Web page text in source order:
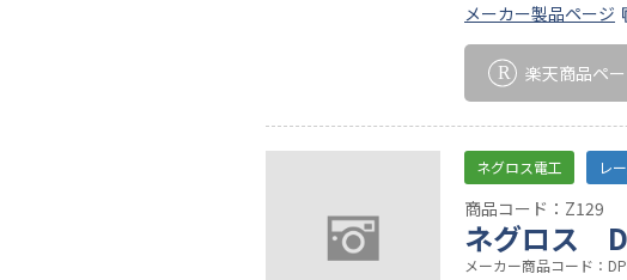
メーカー製品ページ
楽天商品ペ
ネグロス電工 レ
商品コード：Z129
ネグロス
メーカー商品コード：